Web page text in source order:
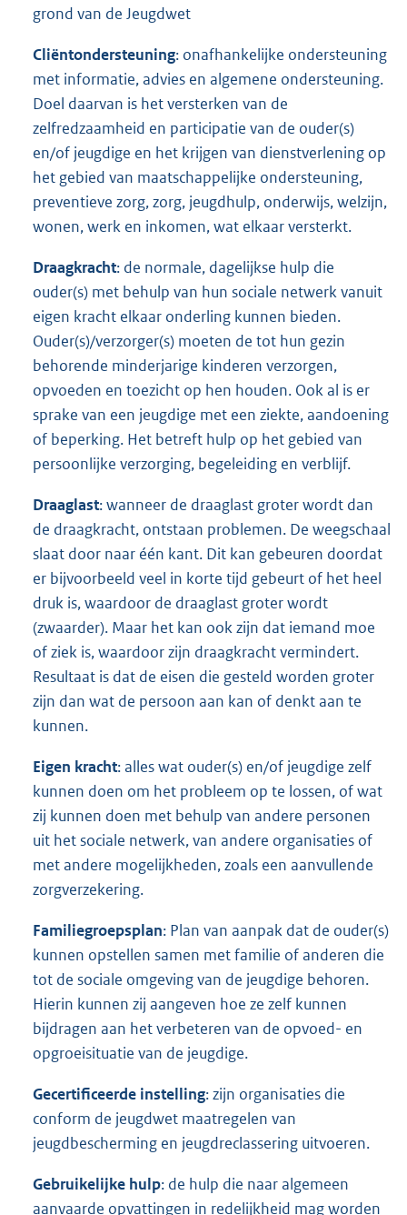
grond van de Jeugdwet
Cliëntondersteuning: onafhankelijke ondersteuning
met informatie, advies en algemene ondersteuning.
Doel daarvan is het versterken van de
zelfredzaamheid en participatie van de ouder(s)
en/of jeugdige en het krijgen van dienstverlening op
het gebied van maatschappelijke ondersteuning,
preventieve zorg, zorg, jeugdhulp, onderwijs, welzijn,
wonen, werk en inkomen, wat elkaar versterkt.
Draagkracht: de normale, dagelijkse hulp die
ouder(s) met behulp van hun sociale netwerk vanuit
eigen kracht elkaar onderling kunnen bieden.
Ouder(s)/verzorger(s) moeten de tot hun gezin
behorende minderjarige kinderen verzorgen,
opvoeden en toezicht op hen houden. Ook al is er
sprake van een jeugdige met een ziekte, aandoening
of beperking. Het betreft hulp op het gebied van
persoonlijke verzorging, begeleiding en verblijf.
Draaglast: wanneer de draaglast groter wordt dan
de draagkracht, ontstaan problemen. De weegschaal
slaat door naar één kant. Dit kan gebeuren doordat
er bijvoorbeeld veel in korte tijd gebeurt of het heel
druk is, waardoor de draaglast groter wordt
(zwaarder). Maar het kan ook zijn dat iemand moe
of ziek is, waardoor zijn draagkracht vermindert.
Resultaat is dat de eisen die gesteld worden groter
zijn dan wat de persoon aan kan of denkt aan te
kunnen.
Eigen kracht: alles wat ouder(s) en/of jeugdige zelf
kunnen doen om het probleem op te lossen, of wat
zij kunnen doen met behulp van andere personen
uit het sociale netwerk, van andere organisaties of
met andere mogelijkheden, zoals een aanvullende
zorgverzekering.
Familiegroepsplan: Plan van aanpak dat de ouder(s)
kunnen opstellen samen met familie of anderen die
tot de sociale omgeving van de jeugdige behoren.
Hierin kunnen zij aangeven hoe ze zelf kunnen
bijdragen aan het verbeteren van de opvoed- en
opgroeisituatie van de jeugdige.
Gecertificeerde instelling: zijn organisaties die
conform de jeugdwet maatregelen van
jeugdbescherming en jeugdreclassering uitvoeren.
Gebruikelijke hulp: de hulp die naar algemeen
aanvaarde opvattingen in redelijkheid mag worden